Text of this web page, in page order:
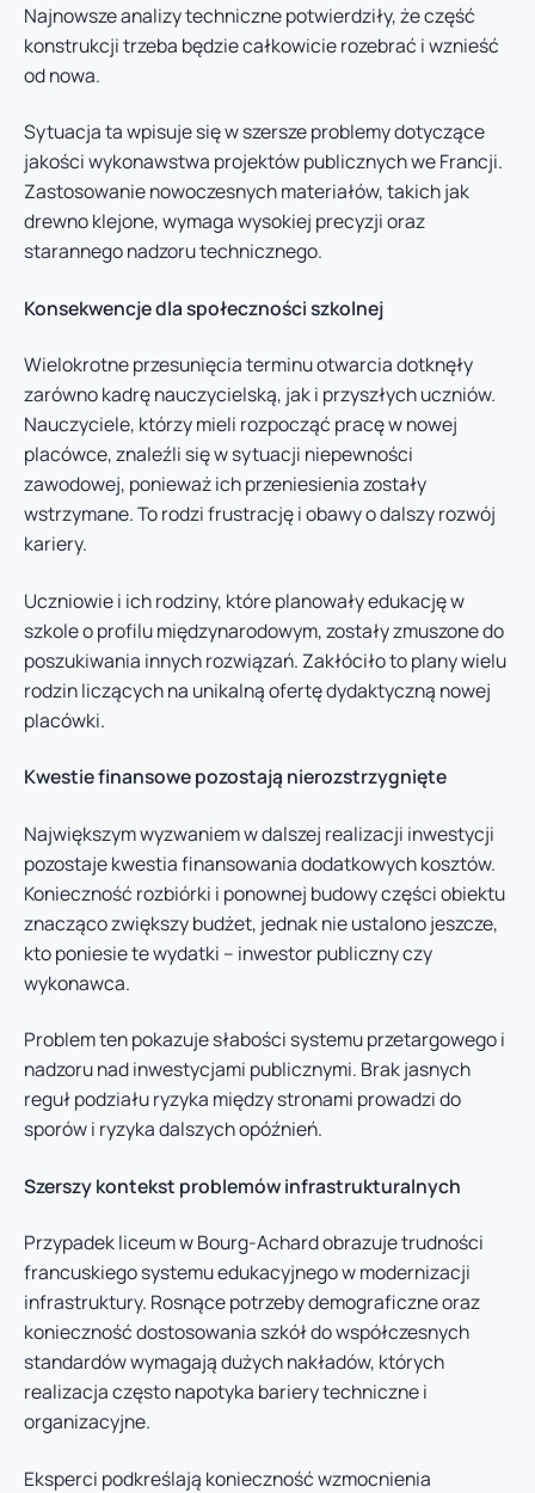
Najnowsze analizy techniczne potwierdziły, że część
konstrukcji trzeba będzie całkowicie rozebrać i wznieść
od nowa.
Sytuacja ta wpisuje się w szersze problemy dotyczące
jakości wykonawstwa projektów publicznych we Francji.
Zastosowanie nowoczesnych materiałów, takich jak
drewno klejone, wymaga wysokiej precyzji oraz
starannego nadzoru technicznego.
Konsekwencje dla społeczności szkolnej
Wielokrotne przesunięcia terminu otwarcia dotknęły
zarówno kadrę nauczycielską, jak i przyszłych uczniów.
Nauczyciele, którzy mieli rozpocząć pracę w nowej
placówce, znaleźli się w sytuacji niepewności
zawodowej, ponieważ ich przeniesienia zostały
wstrzymane. To rodzi frustrację i obawy o dalszy rozwój
kariery.
Uczniowie i ich rodziny, które planowały edukację w
szkole o profilu międzynarodowym, zostały zmuszone do
poszukiwania innych rozwiązań. Zakłóciło to plany wielu
rodzin liczących na unikalną ofertę dydaktyczną nowej
placówki.
Kwestie finansowe pozostają nierozstrzygnięte
Największym wyzwaniem w dalszej realizacji inwestycji
pozostaje kwestia finansowania dodatkowych kosztów.
Konieczność rozbiórki i ponownej budowy części obiektu
znacząco zwiększy budżet, jednak nie ustalono jeszcze,
kto poniesie te wydatki – inwestor publiczny czy
wykonawca.
Problem ten pokazuje słabości systemu przetargowego i
nadzoru nad inwestycjami publicznymi. Brak jasnych
reguł podziału ryzyka między stronami prowadzi do
sporów i ryzyka dalszych opóźnień.
Szerszy kontekst problemów infrastrukturalnych
Przypadek liceum w Bourg-Achard obrazuje trudności
francuskiego systemu edukacyjnego w modernizacji
infrastruktury. Rosnące potrzeby demograficzne oraz
konieczność dostosowania szkół do współczesnych
standardów wymagają dużych nakładów, których
realizacja często napotyka bariery techniczne i
organizacyjne.
Eksperci podkreślają konieczność wzmocnienia